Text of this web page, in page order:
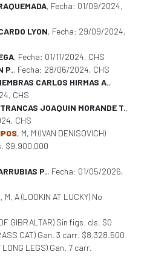
, Fecha: 01/09/2024,
LYON, Fecha: 29/09/2024,
, Fecha: 01/11/2024, CHS
P., Fecha: 28/06/2024, CHS
CARLOS HIRMAS A.,
CHS
JOAQUIN MORANDE T.,
CHS
, M, M (IVAN DENISOVICH)
$9.900.000
P., Fecha: 01/05/2026,
, M, A (LOOKIN AT LUCKY) No
GIBRALTAR) Sin figs. cls. $0
CAT) Gan. 3 carr. $8.328.500
LONG LEGS) Gan. 7 carr.